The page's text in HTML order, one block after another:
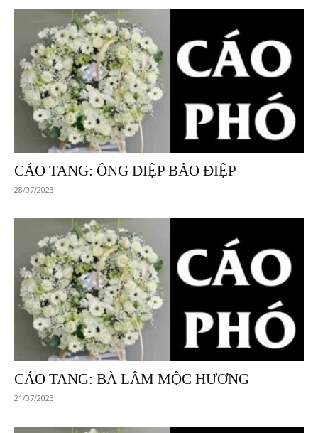
CÁO TANG: ÔNG DIỆP BẢO ĐIỆP
28/07/2023
CÁO TANG: BÀ LÂM MỘC HƯƠNG
21/07/2023